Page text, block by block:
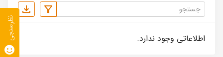
اطلاعاتی وجود ندارد. نظرسنجی